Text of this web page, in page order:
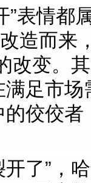
”表情都
造而来
改变。
足市
佼佼